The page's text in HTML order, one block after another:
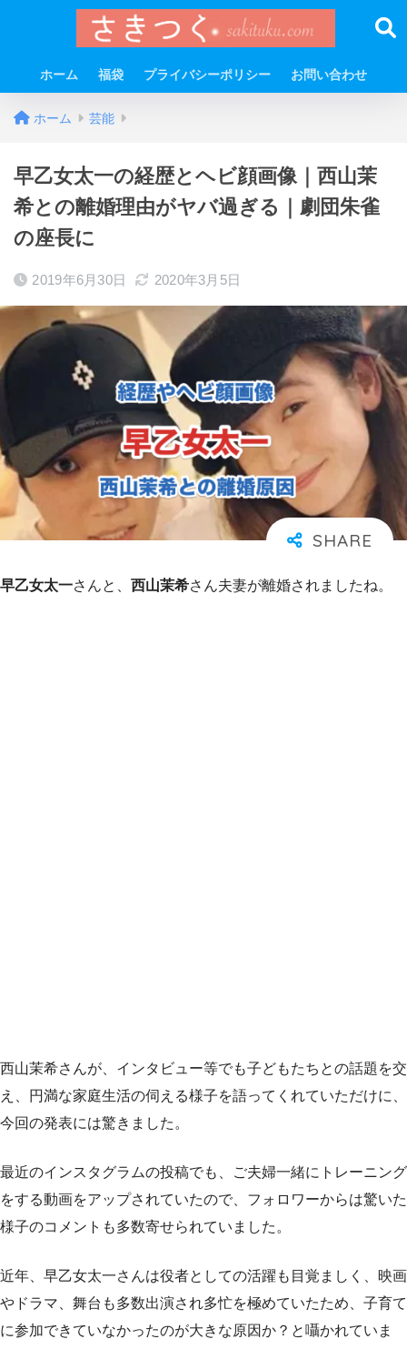
ホーム 福袋 プライバシーポリシー お問い合わせ
ホーム 芸能
早乙女太一の経歴とヘビ顔画像｜西山茉
希との離婚理由がヤバ過ぎる｜劇団朱雀
の座長に
2019年6月30日 2020年3月5日
早乙女太一さんと、 西山茉希さん夫妻が離婚されましたね。
西山茉希さんが、インタビュー等でも子どもたちとの話題を交
え、円満な家庭生活の伺える様子を語ってくれていただけに、
今回の発表には驚きました。
最近のインスタグラムの投稿でも、ご夫婦一緒にトレーニング
をする動画をアップされていたので、フォロワーからは驚いた
様子のコメントも多数寄せられていました。
近年、早乙女太一さんは役者としての活躍も目覚ましく、映画
やドラマ、舞台も多数出演され多忙を極めていたため、子育て
に参加できていなかったのが大きな原因か？と囁かれていま